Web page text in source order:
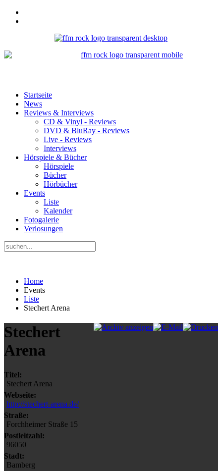
Startseite
News
Reviews & Interviews
CD & Vinyl - Reviews
DVD & BluRay - Reviews
Live - Reviews
Interviews
Hörspiele & Bücher
Hörspiele
Bücher
Hörbücher
Events
Liste
Kalender
Fotogalerie
Verlosungen
Home
Events
Liste
Stechert Arena
Stechert
Arena
Titel:
Stechert Arena
Webseite:
http://stechert-arena.de/
Straße:
Forchheimer Straße 15
Postleitzahl:
96050
Stadt:
Bamberg